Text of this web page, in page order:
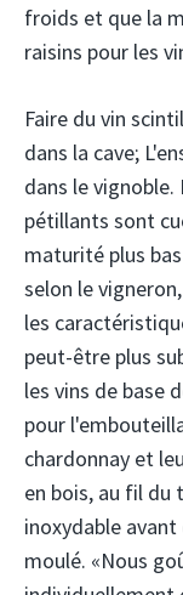
froids et que la
raisins pour les
Faire du vin
dans la cave;
dans le
pétillants sont
maturité plus
selon le
les
peut-être plus
les vins de base
pour
chardonnay et
en bois, au fil du
inoxydable
moulé. «Nous